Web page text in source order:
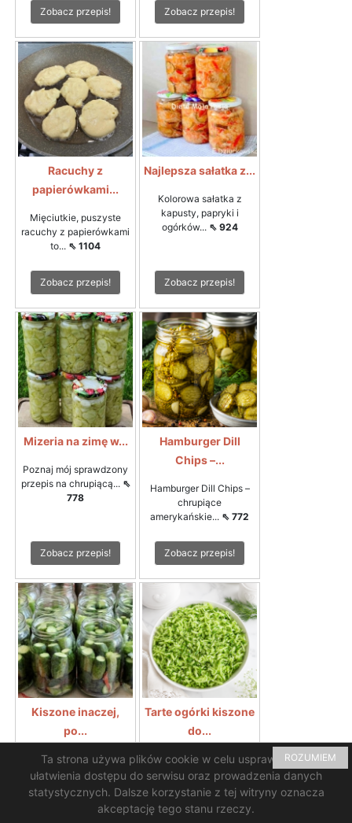
Zobacz przepis!
Zobacz przepis!
Racuchy z
papierówkami...
Mięciutkie, puszyste
racuchy z papierówkami
to... ⇖ 1104
Zobacz przepis!
Najlepsza sałatka z...
Kolorowa sałatka z
kapusty, papryki i
ogórków... ⇖ 924
Zobacz przepis!
Mizeria na zimę w...
Poznaj mój sprawdzony
przepis na chrupiącą... ⇖
778
Zobacz przepis!
Hamburger Dill
Chips –...
Hamburger Dill Chips –
chrupiące
amerykańskie... ⇖ 772
Zobacz przepis!
Kiszone inaczej,
po...
Rewelacyjny smak i
chrupkość ogórków...⇖
Tarte ogórki kiszone
do...
Tarte ogórki kiszone do
zupy ogórkowejTarte...⇖
708
Ta strona używa plików cookie w celu usprawnienia i
ułatwienia dostępu do serwisu oraz prowadzenia danych
statystycznych. Dalsze korzystanie z tej witryny oznacza
akceptację tego stanu rzeczy.
ROZUMIEM